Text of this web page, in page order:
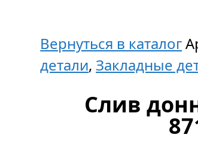
Вернуться в каталог
детали, Закладные
Слив